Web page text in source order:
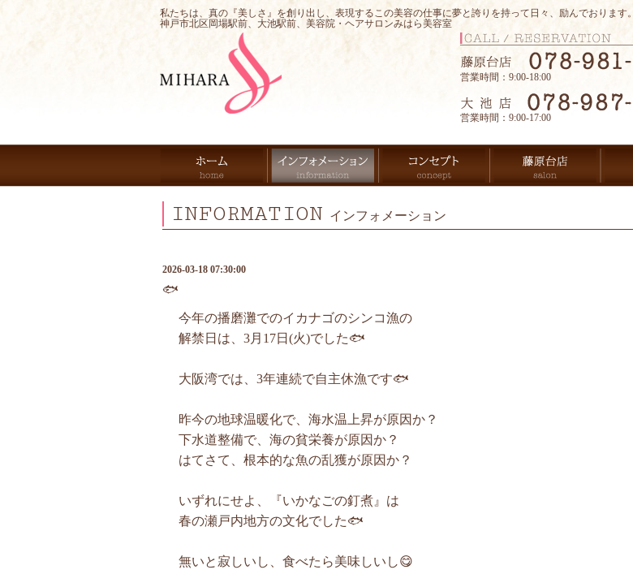
私たちは、真の『美しさ』を創り出し、表現するこの美容の仕事に夢と誇りを持って日々、励んでおります。
神戸市北区岡場駅前、大池駅前、美容院・ヘアサロンみはら美容室
営業時間：9:00-18:00
営業時間：9:00-17:00
INFORMATION インフォメーション
2026-03-18 07:30:00
🐟
今年の播磨灘でのイカナゴのシンコ漁の
解禁日は、3月17日(火)でした🐟
大阪湾では、3年連続で自主休漁です🐟
昨今の地球温暖化で、海水温上昇が原因か？
下水道整備で、海の貧栄養が原因か？
はてさて、根本的な魚の乱獲が原因か？
いずれにせよ、『いかなごの釘煮』は
春の瀬戸内地方の文化でした🐟
無いと寂しいし、食べたら美味しいし😋